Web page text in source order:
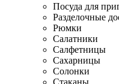
Посуда для
Разделочные
Рюмки
Салатники
Салфетницы
Сахарницы
Солонки
Стаканы